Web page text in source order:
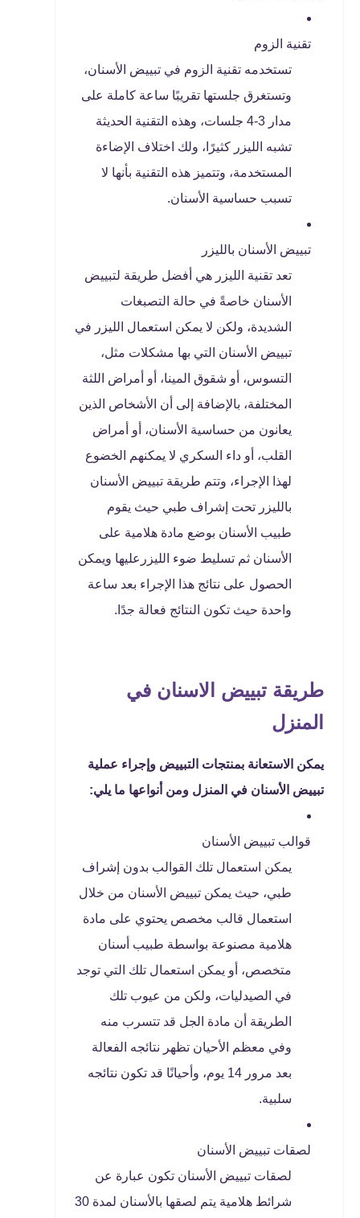
تقنية الزوم
تستخدمه تقنية الزوم في تبييض الأسنان،
وتستغرق جلستها تقريبًا ساعة كاملة على
مدار 3-4 جلسات، وهذه التقنية الحديثة
تشبه الليزر كثيرًا، ولك اختلاف الإضاءة
المستخدمة، وتتميز هذه التقنية بأنها لا
تسبب حساسية الأسنان.
تبييض الأسنان بالليزر
تعد تقنية الليزر هي أفضل طريقة لتبييض
الأسنان خاصةً في حالة التصبغات
الشديدة، ولكن لا يمكن استعمال الليزر في
تبييض الأسنان التي بها مشكلات مثل،
التسوس، أو شقوق المينا، أو أمراض اللثة
المختلفة، بالإضافة إلى أن الأشخاص الذين
يعانون من حساسية الأسنان، أو أمراض
القلب، أو داء السكري لا يمكنهم الخضوع
لهذا الإجراء، وتتم طريقة تبييض الأسنان
بالليزر تحت إشراف طبي حيث يقوم
طبيب الأسنان بوضع مادة هلامية على
الأسنان ثم تسليط ضوء الليزرعليها ويمكن
الحصول على نتائج هذا الإجراء بعد ساعة
واحدة حيث تكون النتائج فعالة جدًا.
طريقة تبييض الاسنان في
المنزل
يمكن الاستعانة بمنتجات التبييض وإجراء عملية
تبييض الأسنان في المنزل ومن أنواعها ما يلي:
قوالب تبييض الأسنان
يمكن استعمال تلك القوالب بدون إشراف
طبي، حيث يمكن تبييض الأسنان من خلال
استعمال قالب مخصص يحتوي على مادة
هلامية مصنوعة بواسطة طبيب أسنان
متخصص، أو يمكن استعمال تلك التي توجد
في الصيدليات، ولكن من عيوب تلك
الطريقة أن مادة الجل قد تتسرب منه
وفي معظم الأحيان تظهر نتائجه الفعالة
بعد مرور 14 يوم، وأحيانًا قد تكون نتائجه
سلبية.
لصقات تبييض الأسنان
لصقات تبييض الأسنان تكون عبارة عن
شرائط هلامية يتم لصقها بالأسنان لمدة 30